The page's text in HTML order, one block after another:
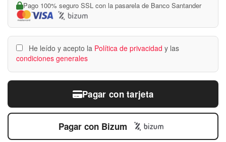
Pago 100% seguro SSL con la pasarela de Banco Santander
He leído y acepto la Política de privacidad y las
condiciones generales
Pagar con tarjeta
Pagar con Bizum